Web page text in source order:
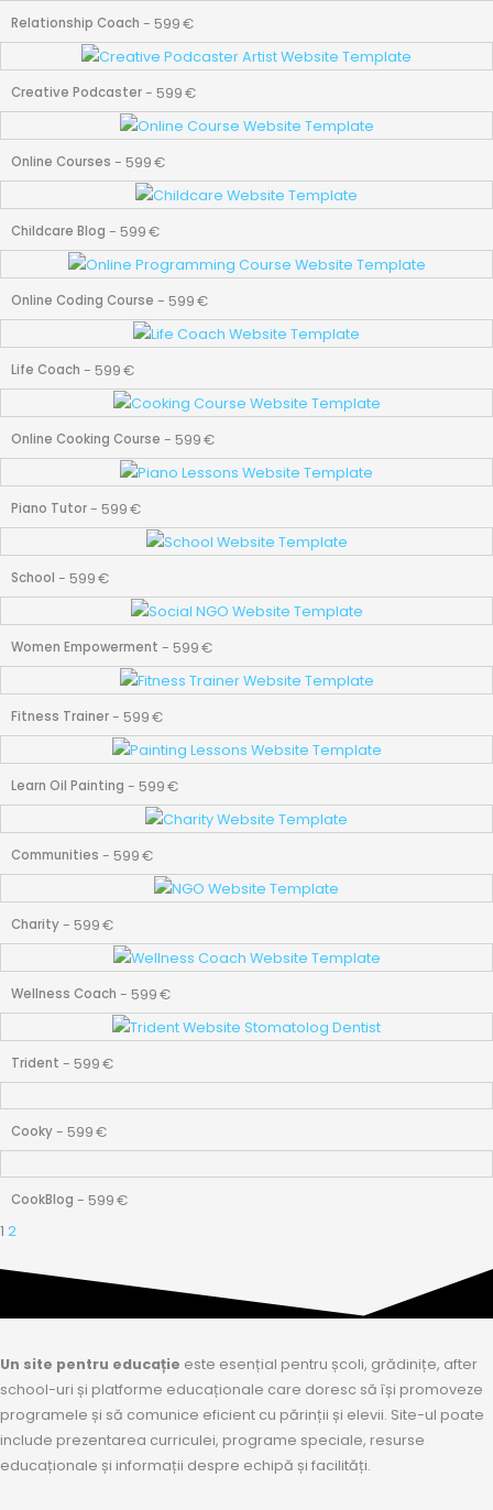
Relationship Coach - 599€
Creative Podcaster- 599€
Online Courses - 599€
Childcare Blog - 599€
Online Coding Course - 599€
Life Coach - 599€
Online Cooking Course - 599€
Piano Tutor- 599€
School - 599€
Women Empowerment - 599€
Fitness Trainer- 599€
Learn Oil Painting - 599€
Communities - 599€
Charity- 599€
Wellness Coach - 599€
Trident - 599€
Cooky- 599€
CookBlog - 599€
1 2
Un site pentru educație este esențial pentru școli, grădinițe, after
school-uri și platforme educaționale care doresc să își promoveze
programele și să comunice eficient cu părinții și elevii. Site-ul poate
include prezentarea curriculei, programe speciale, resurse
educaționale și informații despre echipă și facilități.